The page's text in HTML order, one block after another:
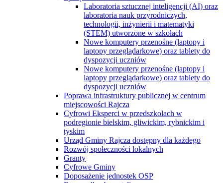
Laboratoria sztucznej inteligencji (AI) oraz
laboratoria nauk przyrodniczych,
technologii, inżynierii i matematyki
(STEM) utworzone w szkołach
Nowe komputery przenośne (laptopy i
laptopy przeglądarkowe) oraz tablety do
dyspozycji uczniów
Nowe komputery przenośne (laptopy i
laptopy przeglądarkowe) oraz tablety do
dyspozycji uczniów
Poprawa infrastruktury publicznej w centrum
miejscowości Rajcza
Cyfrowi Eksperci w przedszkolach w
podregionie bielskim, gliwickim, rybnickim i
tyskim
Urząd Gminy Rajcza dostępny dla każdego
Rozwój społeczności lokalnych
Granty
Cyfrowe Gminy
Doposażenie jednostek OSP